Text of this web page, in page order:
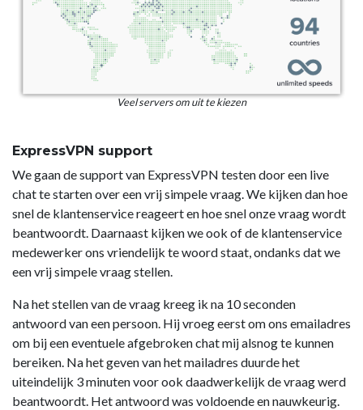
Veel servers om uit te kiezen
ExpressVPN support
We gaan de support van ExpressVPN testen door een live
chat te starten over een vrij simpele vraag. We kijken dan hoe
snel de klantenservice reageert en hoe snel onze vraag wordt
beantwoordt. Daarnaast kijken we ook of de klantenservice
medewerker ons vriendelijk te woord staat, ondanks dat we
een vrij simpele vraag stellen.
Na het stellen van de vraag kreeg ik na 10 seconden
antwoord van een persoon. Hij vroeg eerst om ons emailadres
om bij een eventuele afgebroken chat mij alsnog te kunnen
bereiken. Na het geven van het mailadres duurde het
uiteindelijk 3 minuten voor ook daadwerkelijk de vraag werd
beantwoordt. Het antwoord was voldoende en nauwkeurig.